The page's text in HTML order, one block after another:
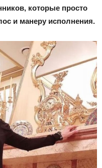
которые просто
и манеру исполнения.